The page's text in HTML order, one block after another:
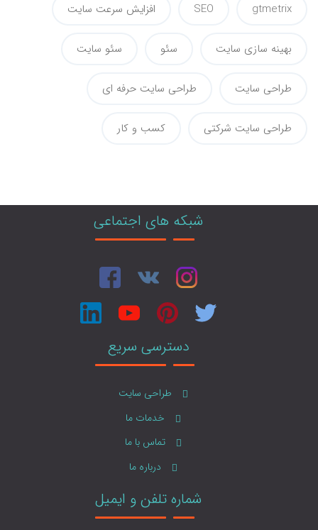
gtmetrix
SEO افزایش سرعت سایت
بهینه سازی سایت سئو سئو سایت
طراحی سایت طراحی سایت حرفه ای
طراحی سایت شرکتی کسب و کار
شبکه های اجتماعی
دسترسی سریع
طراحی سایت
خدمات ما
تماس با ما
درباره ما
شماره تلفن و ایمیل